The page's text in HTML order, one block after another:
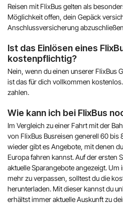
Reisen mit FlixBus gelten als
Möglichkeit offen, dein Gepäck
Anschlussversicherung
Ist das Einlösen eines
kostenpflichtig?
Nein, wenn du einen unserer FlixBus
ist das für dich vollkommen
zahlen.
Wie kann ich bei FlixBus
Im Vergleich zu einer Fahrt mit der
von FlixBus Busreisen generell 60 bis
wieder gibt es Angebote, mit denen
Europa fahren kannst. Auf der ersten
aktuelle Sparangebote angezeigt. Um
mehr zu verpassen, solltest du die
herunterladen. Mit dieser kannst du
erhältst immer aktuelle Auskunft zu